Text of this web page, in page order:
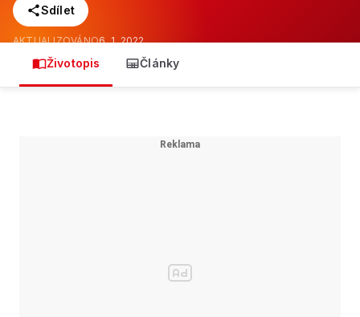
Sdílet
AKTUALIZOVÁNO6. 1. 2022
Životopis Články